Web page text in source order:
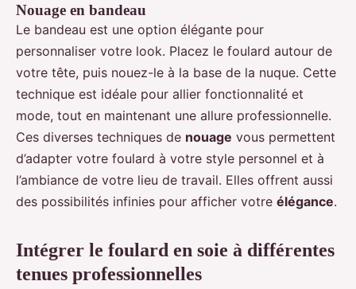
Nouage en bandeau
Le bandeau est une option élégante pour
personnaliser votre look. Placez le foulard autour de
votre tête, puis nouez-le à la base de la nuque. Cette
technique est idéale pour allier fonctionnalité et
mode, tout en maintenant une allure professionnelle.
Ces diverses techniques de nouage vous permettent
d’adapter votre foulard à votre style personnel et à
l’ambiance de votre lieu de travail. Elles offrent aussi
des possibilités infinies pour afficher votre élégance.
Intégrer le foulard en soie à différentes
tenues professionnelles